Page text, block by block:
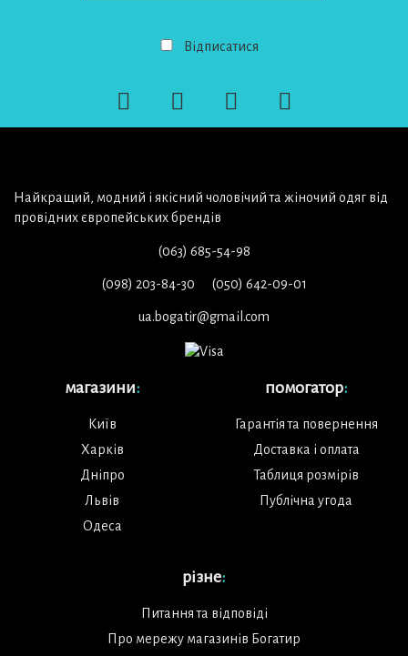
Відписатися
Найкращий, модний і якісний чоловічий та жіночий одяг від
провідних європейських брендів
(063) 685-54-98
(098) 203-84-30 (050) 642-09-01
ua.bogatir@gmail.com
магазини:
Київ
Харків
Дніпро
Львів
Одеса
помогатор:
Гарантія та повернення
Доставка і оплата
Таблиця розмірів
Публічна угода
різне:
Питання та відповіді
Про мережу магазинів Богатир